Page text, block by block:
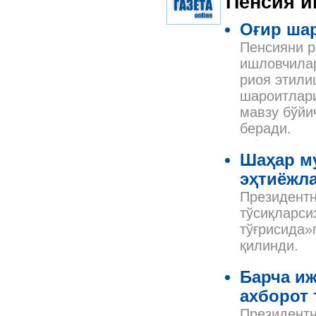
Оғир
Пенсияни
риоя
мавзу
беради.
Шаҳар
қилинди.
Барча
ахборот